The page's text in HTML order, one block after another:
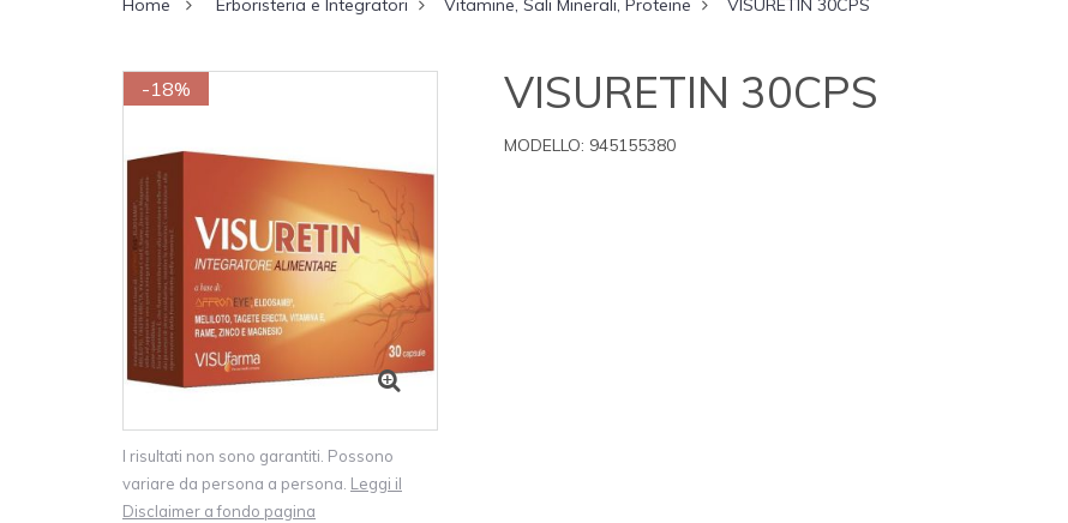
Home Erboristeria e Integratori Vitamine, Sali Minerali, Proteine VISURETIN 30CPS
-18%
I risultati non sono garantiti. Possono
variare da persona a persona. Leggi il
Disclaimer a fondo pagina
VISURETIN 30CPS
MODELLO: 945155380